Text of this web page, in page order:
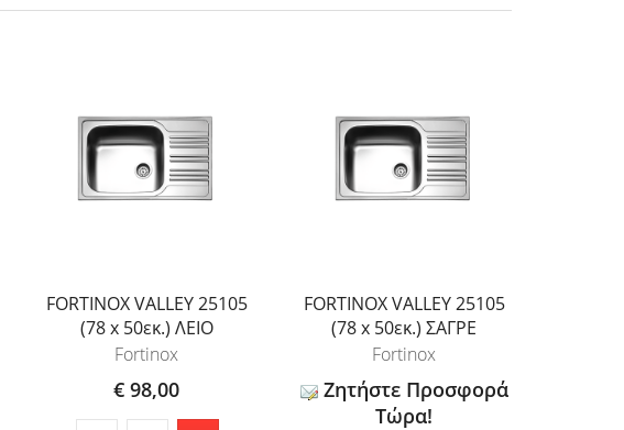
FORTINOX VALLEY 25105
(78 x 50εκ.) ΛΕΙΟ
Fortinox
€ 98,00
FORTINOX VALLEY 25105
(78 x 50εκ.) ΣΑΓΡΕ
Fortinox
Ζητήστε Προσφορά
Τώρα!